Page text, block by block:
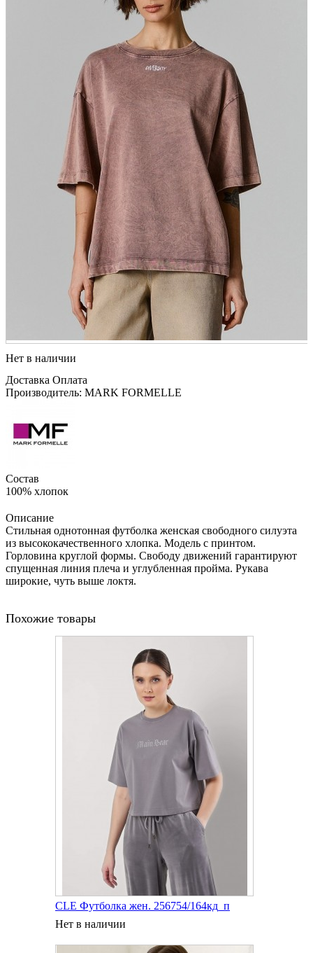
Нет в наличии
Доставка Оплата
Производитель: MARK FORMELLE
Состав
100% хлопок
Описание
Стильная однотонная футболка женская свободного силуэта
из высококачественного хлопка. Модель с принтом.
Горловина круглой формы. Свободу движений гарантируют
спущенная линия плеча и углубленная пройма. Рукава
широкие, чуть выше локтя.
Похожие товары
CLE Футболка жен. 256754/164кд_п
Нет в наличии